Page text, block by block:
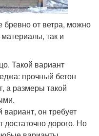
бревно от ветра, можно
так и
Такой вариант
прочный бетон
а размеры такой
он требует
достаточно дорого. Но